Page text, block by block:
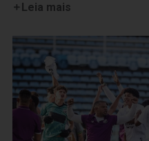
Leia mais